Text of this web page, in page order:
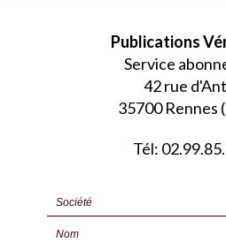
Publications
Service
42 rue
35700 Rennes
Tél: